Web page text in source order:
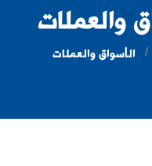
والعملات
الأسواق والعملات